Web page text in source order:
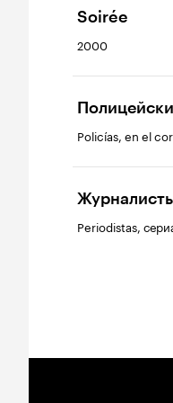
Soirée
2000
Policías, en el
Periodistas,